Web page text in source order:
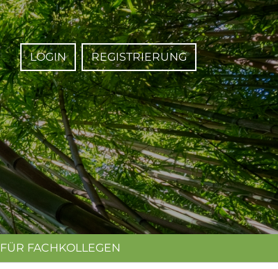
LOGIN REGISTRIERUNG
FÜR FACHKOLLEGEN